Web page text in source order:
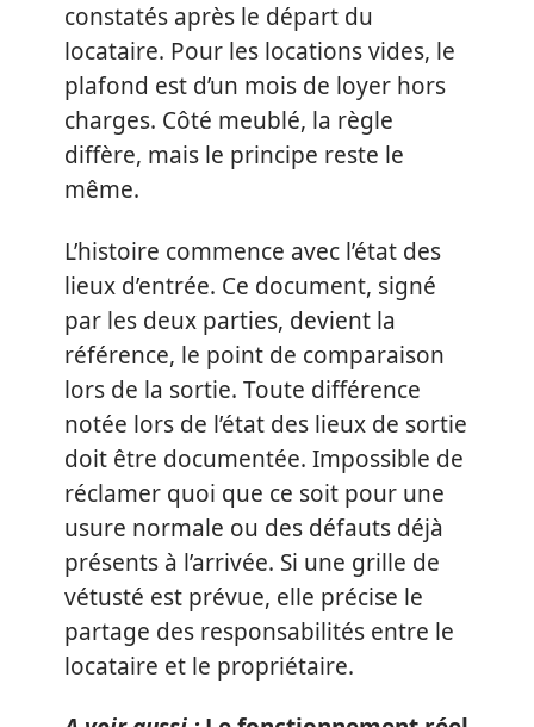
constatés après le départ du
locataire. Pour les locations vides, le
plafond est d’un mois de loyer hors
charges. Côté meublé, la règle
diffère, mais le principe reste le
même.
L’histoire commence avec l’état des
lieux d’entrée. Ce document, signé
par les deux parties, devient la
référence, le point de comparaison
lors de la sortie. Toute différence
notée lors de l’état des lieux de sortie
doit être documentée. Impossible de
réclamer quoi que ce soit pour une
usure normale ou des défauts déjà
présents à l’arrivée. Si une grille de
vétusté est prévue, elle précise le
partage des responsabilités entre le
locataire et le propriétaire.